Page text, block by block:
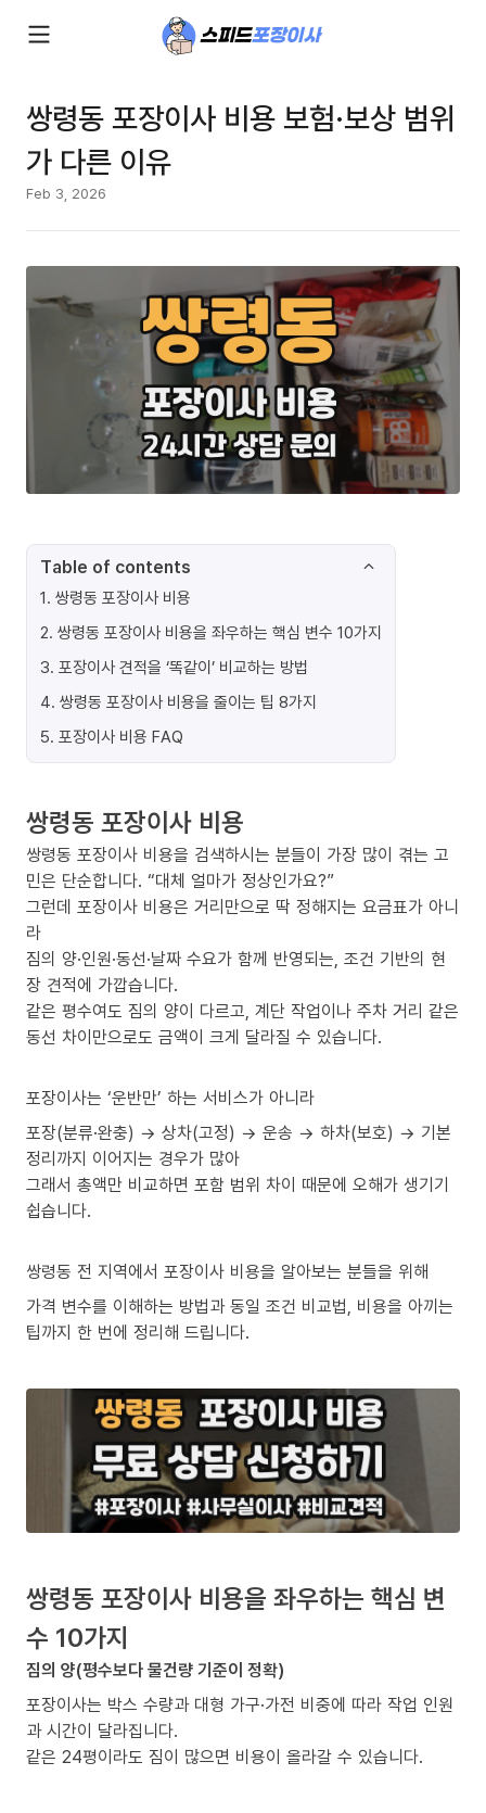
쌍령동 포장이사 비용 보험·보상 범위
가 다른 이유
Feb 3, 2026
Table of contents
1. 쌍령동 포장이사 비용
2. 쌍령동 포장이사 비용을 좌우하는 핵심 변수 10가지
3. 포장이사 견적을 ‘똑같이’ 비교하는 방법
4. 쌍령동 포장이사 비용을 줄이는 팁 8가지
5. 포장이사 비용 FAQ
쌍령동 포장이사 비용
쌍령동 포장이사 비용을 검색하시는 분들이 가장 많이 겪는 고
민은 단순합니다. “대체 얼마가 정상인가요?”
그런데 포장이사 비용은 거리만으로 딱 정해지는 요금표가 아니
라
짐의 양·인원·동선·날짜 수요가 함께 반영되는, 조건 기반의 현
장 견적에 가깝습니다.
같은 평수여도 짐의 양이 다르고, 계단 작업이나 주차 거리 같은
동선 차이만으로도 금액이 크게 달라질 수 있습니다.
포장이사는 ‘운반만’ 하는 서비스가 아니라
포장(분류·완충) → 상차(고정) → 운송 → 하차(보호) → 기본
정리까지 이어지는 경우가 많아
그래서 총액만 비교하면 포함 범위 차이 때문에 오해가 생기기
쉽습니다.
쌍령동 전 지역에서 포장이사 비용을 알아보는 분들을 위해
가격 변수를 이해하는 방법과 동일 조건 비교법, 비용을 아끼는
팁까지 한 번에 정리해 드립니다.
쌍령동 포장이사 비용을 좌우하는 핵심 변
수 10가지
짐의 양(평수보다 물건량 기준이 정확)
포장이사는 박스 수량과 대형 가구·가전 비중에 따라 작업 인원
과 시간이 달라집니다.
같은 24평이라도 짐이 많으면 비용이 올라갈 수 있습니다.